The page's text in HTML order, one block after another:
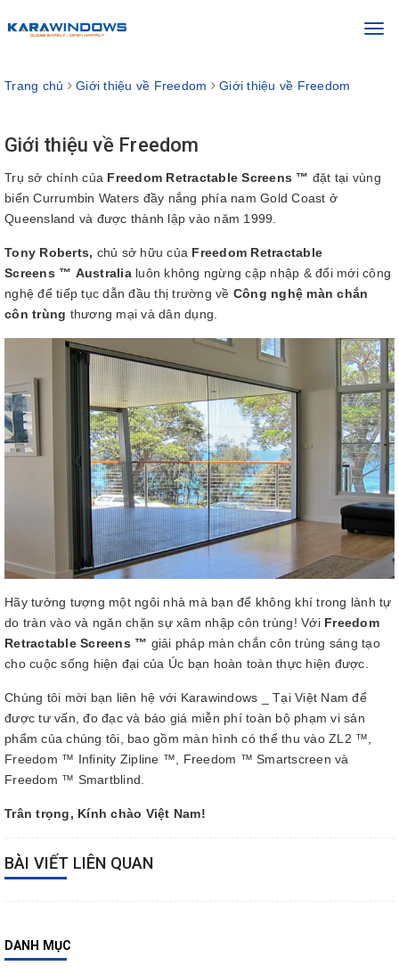
Trang chủ Giới thiệu về Freedom Giới thiệu về Freedom
Giới thiệu về Freedom
Trụ sở chính của Freedom Retractable Screens ™ đặt tại vùng
biển Currumbin Waters đầy nắng phía nam Gold Coast ở
Queensland và được thành lập vào năm 1999.
Tony Roberts, chủ sở hữu của Freedom Retractable
Screens ™ Australialuôn không ngừng cập nhập & đổi mới công
nghệ để tiếp tục dẫn đầu thị trường về Công nghệ màn chắn
côn trùng thương mại và dân dụng.
Hãy tưởng tượng một ngôi nhà mà bạn để không khí trong lành tự
do tràn vào và ngăn chặn sự xâm nhập côn trùng! Với Freedom
Retractable Screens ™ giải pháp màn chắn côn trùng sáng tạo
cho cuộc sống hiện đại của Úc bạn hoàn toàn thực hiện được.
Chúng tôi mời bạn liên hệ với Karawindows _ Tại Việt Nam để
được tư vấn, đo đạc và báo giá miễn phí toàn bộ phạm vi sản
phẩm của chúng tôi, bao gồm màn hình có thể thu vào ZL2 ™,
Freedom ™ Infinity Zipline ™, Freedom ™ Smartscreen và
Freedom ™ Smartblind.
Trân trọng, Kính chào Việt Nam!
BÀI VIẾT LIÊN QUAN
DANH MỤC